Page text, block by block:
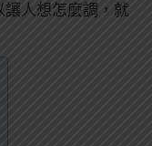
讓人想怎麼調，就